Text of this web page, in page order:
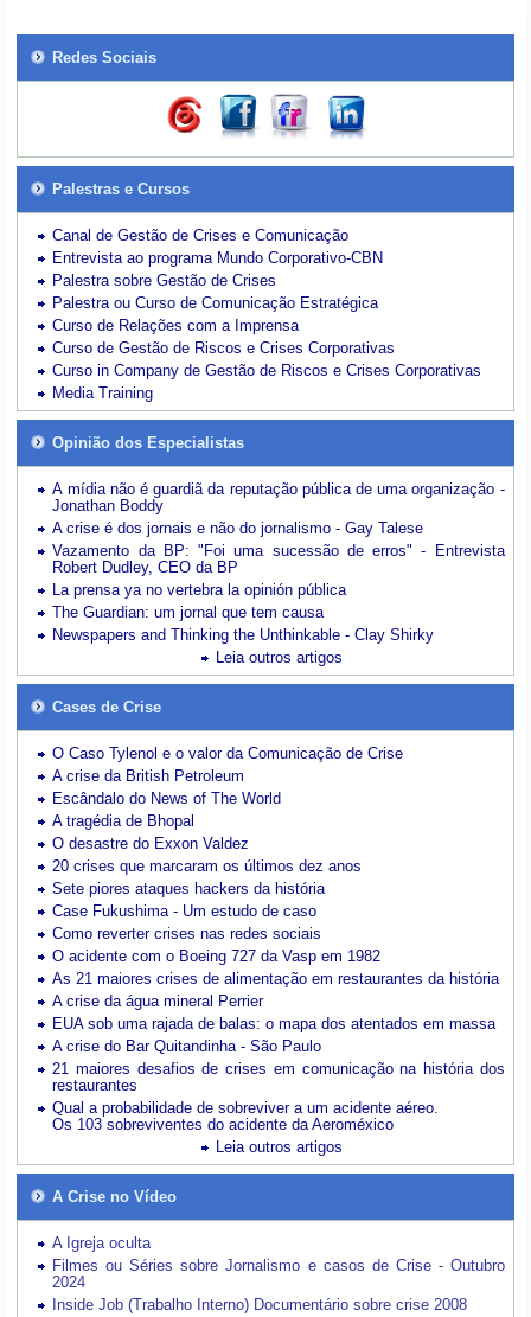
Redes Sociais
Palestras e Cursos
Canal de Gestão de Crises e Comunicação
Entrevista ao programa Mundo Corporativo-CBN
Palestra sobre Gestão de Crises
Palestra ou Curso de Comunicação Estratégica
Curso de Relações com a Imprensa
Curso de Gestão de Riscos e Crises Corporativas
Curso in Company de Gestão de Riscos e Crises Corporativas
Media Training
Opinião dos Especialistas
A mídia não é guardiã da reputação pública de uma organização -
Jonathan Boddy
A crise é dos jornais e não do jornalismo - Gay Talese
Vazamento da BP: "Foi uma sucessão de erros" - Entrevista
Robert Dudley, CEO da BP
La prensa ya no vertebra la opinión pública
The Guardian: um jornal que tem causa
Newspapers and Thinking the Unthinkable - Clay Shirky
Leia outros artigos
Cases de Crise
O Caso Tylenol e o valor da Comunicação de Crise
A crise da British Petroleum
Escândalo do News of The World
A tragédia de Bhopal
O desastre do Exxon Valdez
20 crises que marcaram os últimos dez anos
Sete piores ataques hackers da história
Case Fukushima - Um estudo de caso
Como reverter crises nas redes sociais
O acidente com o Boeing 727 da Vasp em 1982
As 21 maiores crises de alimentação em restaurantes da história
A crise da água mineral Perrier
EUA sob uma rajada de balas: o mapa dos atentados em massa
A crise do Bar Quitandinha - São Paulo
21 maiores desafios de crises em comunicação na história dos
restaurantes
Qual a probabilidade de sobreviver a um acidente aéreo.
Os 103 sobreviventes do acidente da Aeroméxico
Leia outros artigos
A Crise no Vídeo
A Igreja oculta
Filmes ou Séries sobre Jornalismo e casos de Crise - Outubro
2024
Inside Job (Trabalho Interno) Documentário sobre crise 2008